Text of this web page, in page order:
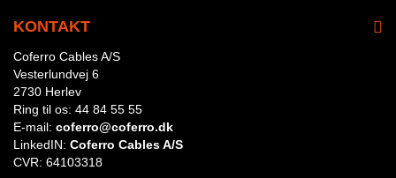
KONTAKT
Coferro Cables A/S
Vesterlundvej 6
2730 Herlev
Ring til os: 44 84 55 55
E-mail: coferro@coferro.dk
LinkedIN: Coferro Cables A/S
CVR: 64103318